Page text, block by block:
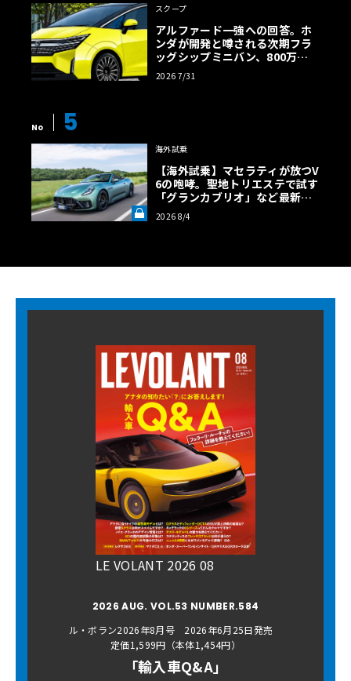
スクープ
アルファード一強への回答。ホ
ンダが開発と噂される次期フラ
ッグシップミニバン、800万円
超の勝算【予想CG】
2026 7/31
No 5
海外試乗
【海外試乗】マセラティが放つV
6の咆哮。聖地トリエステで試す
「グランカブリオ」など最新ト
ロフェオ3台の官能評価《LE VO
LANT LAB》
2026 8/4
LE VOLANT 2026 08
2026 AUG. VOL.53 NUMBER.584
ル・ボラン2026年8月号 2026年6月25日発売
定価1,599円（本体1,454円）
「輸入車Q&A」